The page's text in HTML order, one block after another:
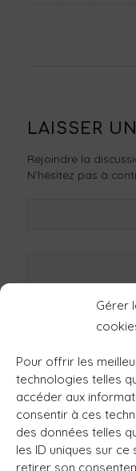
Gérer
Pour offrir les
technologies telles
accéder aux
consentir à ces
des données telles
les ID uniques sur
retirer son
LAISSER
Rejoindre la
N’hésitez pas à